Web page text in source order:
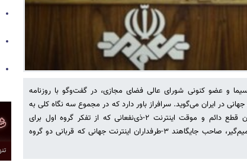
و عضو کنونی شورای عالی فضای مجازی، در گفت‌وگو با روزنامه
جهانی در ایران می‌گوید. سرافراز باور دارد که در مجموع سه نگاه کلی به
مقوله اینترنت در ایران وجود دارد: ۱-هوادارن قطع دائم و موقت اینترنت ۲-ذی‌نفعانی که از تفکر گروه اول برای
درآمدزایی استفاده می‌کنند و در نهادهای تصمیم‌گیر، صاحب جایگاهند ۳-طرفداران اینترنت جهانی که قربانی دو گروه